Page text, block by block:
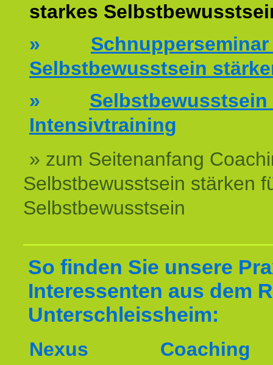
starkes
»
Selbstbewusstsein
»
Intensivtraining
» zum Seitenanfang
Selbstbewusstsein stärken
Selbstbewusstsein
So finden Sie unsere
Interessenten aus dem
Unterschleissheim:
Nexus